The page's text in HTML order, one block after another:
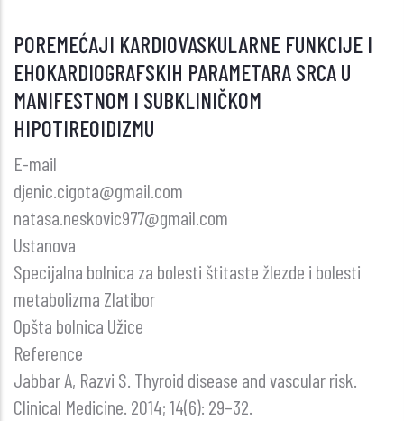
POREMEĆAJI KARDIOVASKULARNE FUNKCIJE I
EHOKARDIOGRAFSKIH PARAMETARA SRCA U
MANIFESTNOM I SUBKLINIČKOM
HIPOTIREOIDIZMU
E-mail
djenic.cigota@gmail.com
natasa.neskovic977@gmail.com
Ustanova
Specijalna bolnica za bolesti štitaste žlezde i bolesti
metabolizma Zlatibor
Opšta bolnica Užice
Reference
Jabbar A, Razvi S. Thyroid disease and vascular risk.
Clinical Medicine. 2014; 14(6): 29–32.